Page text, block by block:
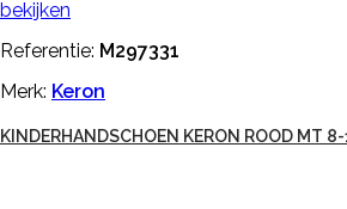
bekijken
Referentie: M297331
Merk: Keron
KINDERHANDSCHOEN KERON ROOD MT 8-